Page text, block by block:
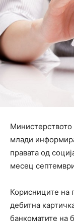
Министерството
млади
правата од
месец
Корисниците на
дебитна
банкоматите на